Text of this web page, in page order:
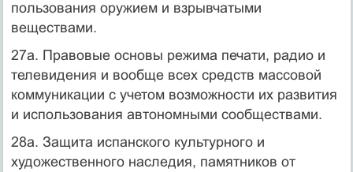
пользования оружием и взрывчатыми
веществами.
27а. Правовые основы режима печати, радио и
телевидения и вообще всех средств массовой
коммуникации с учетом возможности их развития
и использования автономными сообществами.
28а. Защита испанского культурного и
художественного наследия, памятников от